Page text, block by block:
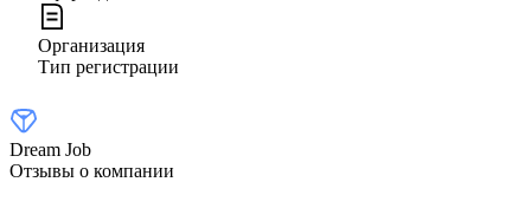
Организация
Тип регистрации
Dream Job
Отзывы о компании